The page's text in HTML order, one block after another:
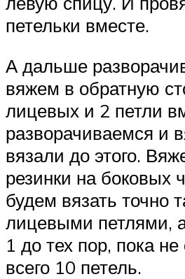
петельки вместе.
А дальше
вяжем в обратную
лицевых и 2 петли
разворачиваемся и
вязали до этого.
резинки на боковых
будем вязать точно
лицевыми петлями,
1 до тех пор, пока не
всего 10 петель.